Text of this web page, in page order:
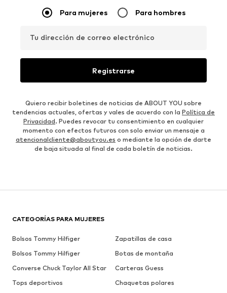
Para mujeres Para hombres
Tu dirección de correo electrónico
Registrarse
Quiero recibir boletines de noticias de ABOUT YOU sobre
tendencias actuales, ofertas y vales de acuerdo con la Política de
Privacidad. Puedes revocar tu consentimiento en cualquier
momento con efectos futuros con solo enviar un mensaje a
atencionalcliente@aboutyou.es o mediante la opción de darte
de baja situada al final de cada boletín de noticias.
CATEGORÍAS PARA MUJERES
Bolsos Tommy Hilfiger
Zapatillas de casa
Bolsos Tommy Hilfiger
Botas de montaña
Converse Chuck Taylor All Star
Carteras Guess
Tops deportivos
Chaquetas polares